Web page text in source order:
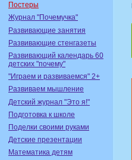
Постеры
Журнал "Почемучка"
Развивающие занятия
Развивающие стенгазеты
Развивающий календарь 60
детских "почему"
"Играем и развиваемся" 2+
Развиваем мышление
Детский журнал "Это я!"
Подготовка к школе
Поделки своими руками
Детские презентации
Математика детям